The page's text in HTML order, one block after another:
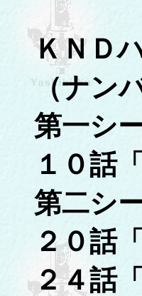
ＫＮＤ
（ナン
第一シ
１０話
第二シ
２０話
２４話